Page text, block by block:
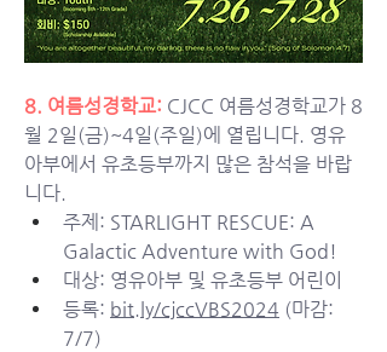
8. 여름성경학교: CJCC 여름성경학교가 8
월 2일(금)~4일(주일)에 열립니다. 영유
아부에서 유초등부까지 많은 참석을 바랍
니다.
주제: STARLIGHT RESCUE: A
Galactic Adventure with God!
대상: 영유아부 및 유초등부 어린이
등록: bit.ly/cjccVBS2024 (마감:
7/7)